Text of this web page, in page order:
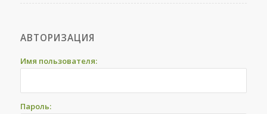
АВТОРИЗАЦИЯ
Имя пользователя:
Пароль: